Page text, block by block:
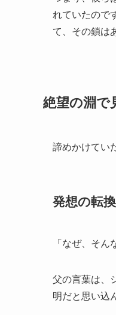
れていたので
て、その鎖は
絶望の淵で
諦めかけてい
発想の転
「なぜ、そん
父の言葉は、
明だと思い込